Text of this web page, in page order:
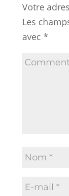
Votre
Les
avec *